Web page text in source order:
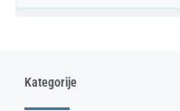
Kategorije